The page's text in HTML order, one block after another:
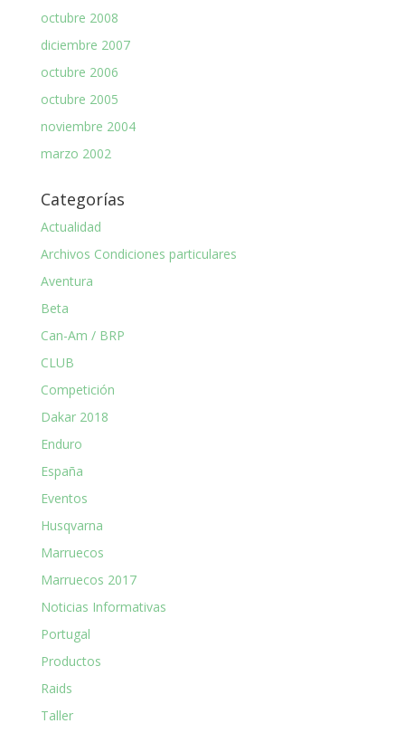
octubre 2008
diciembre 2007
octubre 2006
octubre 2005
noviembre 2004
marzo 2002
Categorías
Actualidad
Archivos Condiciones particulares
Aventura
Beta
Can-Am / BRP
CLUB
Competición
Dakar 2018
Enduro
España
Eventos
Husqvarna
Marruecos
Marruecos 2017
Noticias Informativas
Portugal
Productos
Raids
Taller